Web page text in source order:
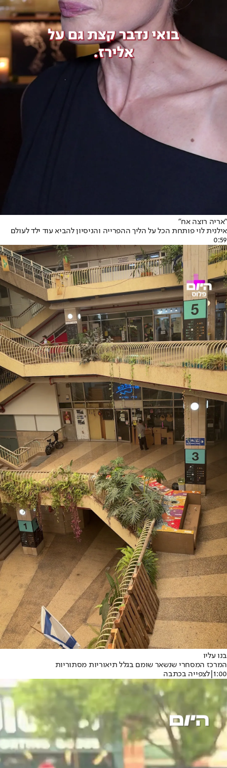
"אריה רוצה אח"
אילנית לוי פותחת הכל על הליך ההפרייה והניסיון להביא עוד ילד לעולם
0:59
בנו עליו
המרכז המסחרי שנשאר שומם בגלל תיאוריות מסתוריות
1:00
|לצפייה בכתבה